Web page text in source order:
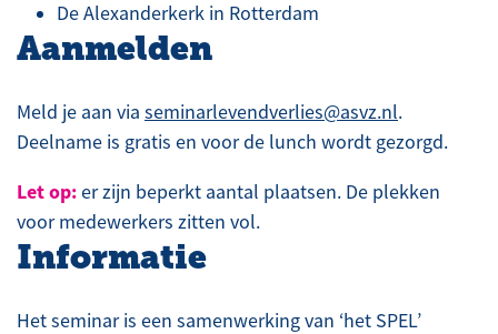
De Alexanderkerk in Rotterdam
Aanmelden
Meld je aan via seminarlevendverlies@asvz.nl.
Deelname is gratis en voor de lunch wordt gezorgd.
Let op:er zijn beperkt aantal plaatsen. De plekken
voor medewerkers zitten vol.
Informatie
Het seminar is een samenwerking van ‘het SPEL’